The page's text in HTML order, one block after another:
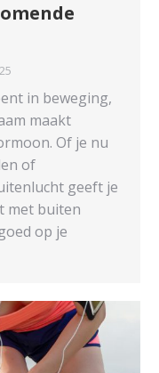
in beweging,
maakt
Of je nu
of
geeft je
met buiten
op je